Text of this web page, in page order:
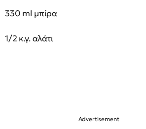
330 ml μπίρα
1/2 κ.γ. αλάτι